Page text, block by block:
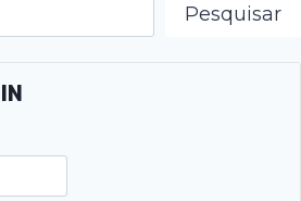
Pesquisar